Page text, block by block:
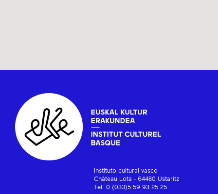
Instituto cultural vasco
Château Lota - 64480 Ustaritz
Tel: 0 (033)5 59 93 25 25